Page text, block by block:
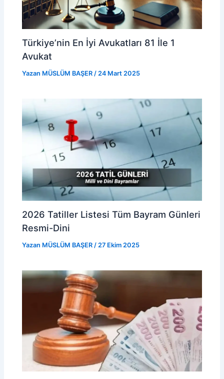
Türkiye’nin En İyi Avukatları 81 İle 1
Avukat
Yazan MÜSLÜM BAŞER/24 Mart 2025
2026 Tatiller Listesi Tüm Bayram Günleri
Resmi-Dini
Yazan MÜSLÜM BAŞER/27 Ekim 2025